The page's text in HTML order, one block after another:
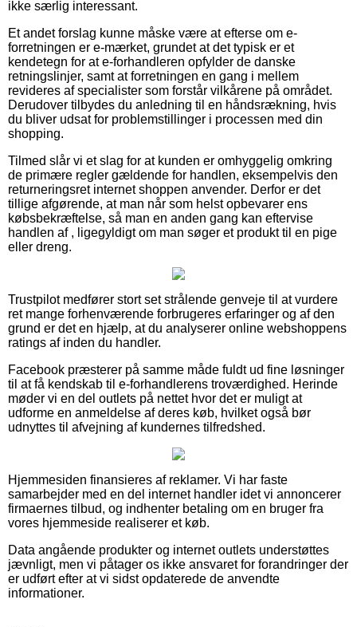
ikke særlig interessant.
Et andet forslag kunne måske være at efterse om e-
forretningen er e-mærket, grundet at det typisk er et
kendetegn for at e-forhandleren opfylder de danske
retningslinjer, samt at forretningen en gang i mellem
revideres af specialister som forstår vilkårene på området.
Derudover tilbydes du anledning til en håndsrækning, hvis
du bliver udsat for problemstillinger i processen med din
shopping.
Tilmed slår vi et slag for at kunden er omhyggelig omkring
de primære regler gældende for handlen, eksempelvis den
returneringsret internet shoppen anvender. Derfor er det
tillige afgørende, at man når som helst opbevarer ens
købsbekræftelse, så man en anden gang kan eftervise
handlen af , ligegyldigt om man søger et produkt til en pige
eller dreng.
Trustpilot medfører stort set strålende genveje til at vurdere
ret mange forhenværende forbrugeres erfaringer og af den
grund er det en hjælp, at du analyserer online webshoppens
ratings af inden du handler.
Facebook præsterer på samme måde fuldt ud fine løsninger
til at få kendskab til e-forhandlerens troværdighed. Herinde
møder vi en del outlets på nettet hvor det er muligt at
udforme en anmeldelse af deres køb, hvilket også bør
udnyttes til afvejning af kundernes tilfredshed.
Hjemmesiden finansieres af reklamer. Vi har faste
samarbejder med en del internet handler idet vi annoncerer
firmaernes tilbud, og indhenter betaling om en bruger fra
vores hjemmeside realiserer et køb.
Data angående produkter og internet outlets understøttes
jævnligt, men vi påtager os ikke ansvaret for forandringer der
er udført efter at vi sidst opdaterede de anvendte
informationer.